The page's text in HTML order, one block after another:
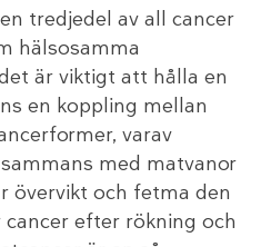
tredjedel av all cancer
hälsosamma
är viktigt att hålla en
en koppling mellan
varav
med matvanor
övervikt och fetma den
efter rökning och